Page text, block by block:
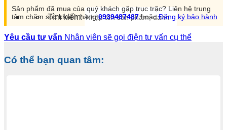
Tìm kiếm:
Sản phẩm đã mua của quý khách gặp trục trặc? Liên hệ trung
tâm chăm sóc khách hàng0939487487hoặcĐăng ký bảo hành
Yêu cầu tư vấn Nhân viên sẽ gọi điện tư vấn cụ thể
Có thể bạn quan tâm: